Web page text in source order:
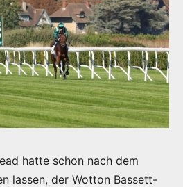
hatte schon nach dem
lassen, der Wotton Bassett-